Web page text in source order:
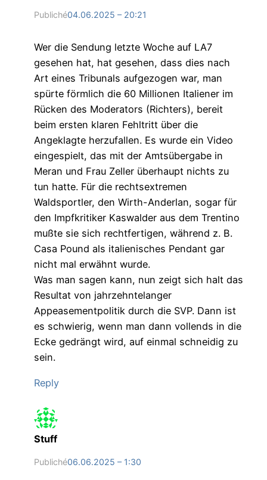
Publiché04.06.2025 – 20:21
Wer die Sendung letzte Woche auf LA7
gesehen hat, hat gesehen, dass dies nach
Art eines Tribunals aufgezogen war, man
spürte förmlich die 60 Millionen Italiener im
Rücken des Moderators (Richters), bereit
beim ersten klaren Fehltritt über die
Angeklagte herzufallen. Es wurde ein Video
eingespielt, das mit der Amtsübergabe in
Meran und Frau Zeller überhaupt nichts zu
tun hatte. Für die rechtsextremen
Waldsportler, den Wirth-Anderlan, sogar für
den Impfkritiker Kaswalder aus dem Trentino
mußte sie sich rechtfertigen, während z. B.
Casa Pound als italienisches Pendant gar
nicht mal erwähnt wurde.
Was man sagen kann, nun zeigt sich halt das
Resultat von jahrzehntelanger
Appeasementpolitik durch die SVP. Dann ist
es schwierig, wenn man dann vollends in die
Ecke gedrängt wird, auf einmal schneidig zu
sein.
Reply
Stuff
Publiché06.06.2025 – 1:30